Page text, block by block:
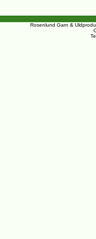
Rosenlund Garn &